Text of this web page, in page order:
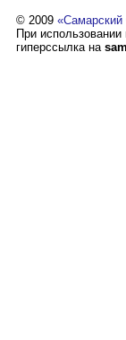
© 2009 «Самарский
При использовании
гиперссылка на